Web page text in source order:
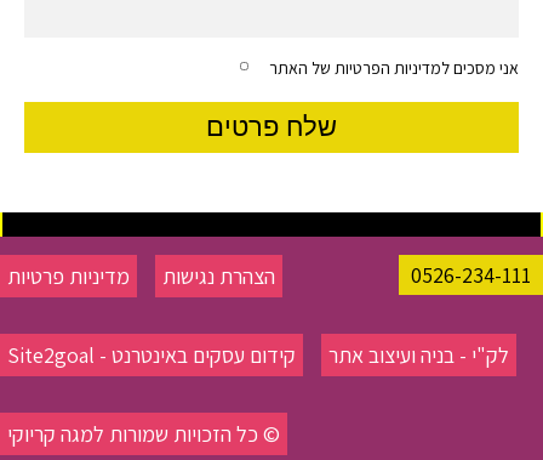
אני מסכים למדיניות הפרטיות של האתר
0526-234-111 מדיניות פרטיות הצהרת נגישות
קידום עסקים באינטרנט - Site2goal לק"י - בניה ועיצוב אתר
© כל הזכויות שמורות למגה קריוקי